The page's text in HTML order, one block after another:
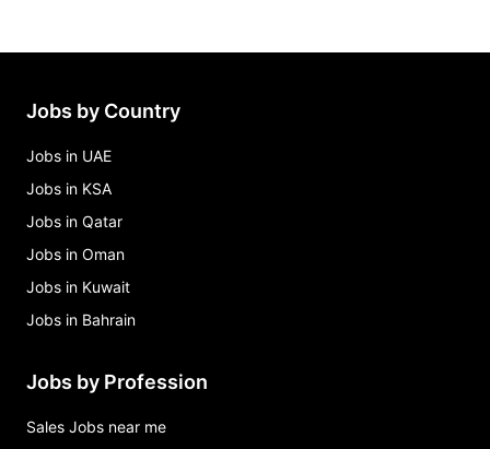
Jobs by Country
Jobs in UAE
Jobs in KSA
Jobs in Qatar
Jobs in Oman
Jobs in Kuwait
Jobs in Bahrain
Jobs by Profession
Sales Jobs near me